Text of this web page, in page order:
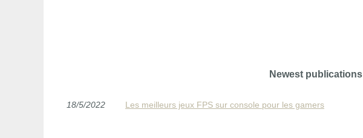
Newest publications
18/5/2022 Les meilleurs jeux FPS sur console pour les gamers